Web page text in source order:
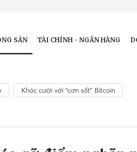
SẢN TÀI CHÍNH - NGÂN HÀNG
Khóc cười với “cơn sốt” Bitcoin